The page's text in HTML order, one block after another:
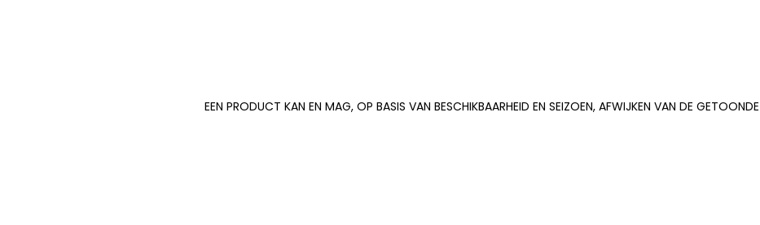
EEN PRODUCT KAN EN MAG, OP BASIS VAN BESCHIKBAARHEID EN SEIZOEN, AFWIJKEN VAN DE